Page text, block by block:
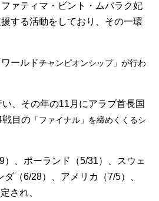
ァティマ・ビント・ムバラク妃
する活動をしており、その一環
ールドチャンピオンシップ」が行わ
、その年の11月にアラブ首長国
戦目の 「ファイナル」を締めくくるシ
）、ポーランド（5/31）、スウェ
（6/28）、アメリカ（7/5）、
され、